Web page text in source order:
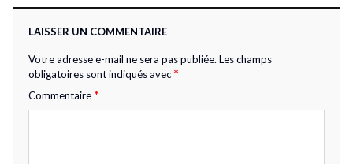
LAISSER UN COMMENTAIRE
Votre adresse e-mail ne sera pas publiée. Les champs
obligatoires sont indiqués avec *
Commentaire *